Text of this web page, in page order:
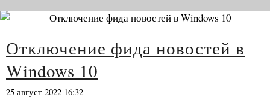
Отключение фида новостей в
Windows 10
25 август 2022 16:32